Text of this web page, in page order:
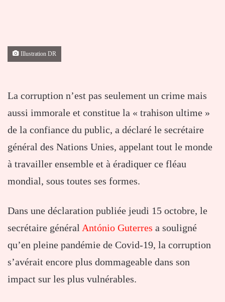
Illustration DR
La corruption n’est pas seulement un crime mais
aussi immorale et constitue la « trahison ultime »
de la confiance du public, a déclaré le secrétaire
général des Nations Unies, appelant tout le monde
à travailler ensemble et à éradiquer ce fléau
mondial, sous toutes ses formes.
Dans une déclaration publiée jeudi 15 octobre, le
secrétaire général António Guterres a souligné
qu’en pleine pandémie de Covid-19, la corruption
s’avérait encore plus dommageable dans son
impact sur les plus vulnérables.